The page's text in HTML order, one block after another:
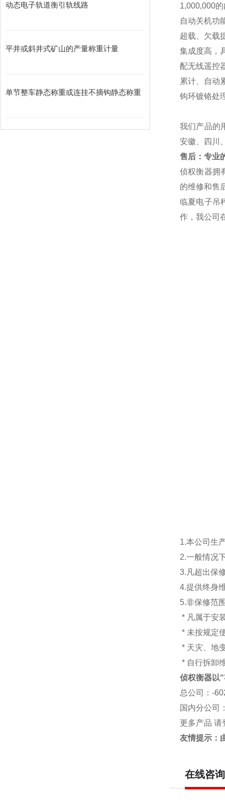
动态电子轨道衡引轨线路
平井或斜井式矿山的产量称重计量
单节整车静态称重或连挂不摘钩静态称重
1,000,000
自动关机功
超载、欠载
集成度高，
配无线遥控
累计、自动
钩环镀铬处
我们产品的
安徽、四川
售后：专业
侦权衡器拥
的维修和售
临夏电子吊
作，我公司
1.本公司生
2.一般情况
3.凡超出保
4.提供终身
5.非保修范
* 凡属于安
* 未按规定
* 天灾、地
* 自行拆卸
侦权衡器以
总公司
：-
国内分公司
更多产品 请
友情提示：
在线咨询